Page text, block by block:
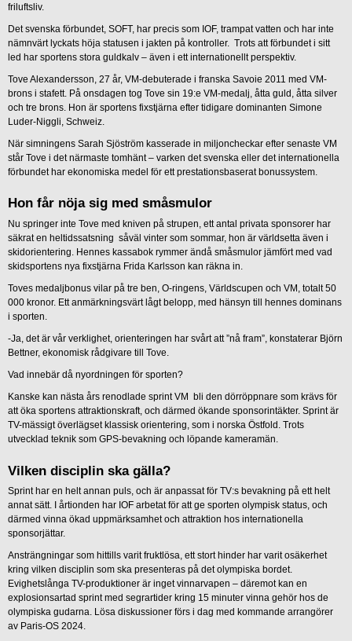
friluftsliv.
Det svenska förbundet, SOFT, har precis som IOF, trampat vatten och har inte
nämnvärt lyckats höja statusen i jakten på kontroller. Trots att förbundet i sitt
led har sportens stora guldkalv – även i ett internationellt perspektiv.
Tove Alexandersson, 27 år, VM-debuterade i franska Savoie 2011 med VM-
brons i stafett. På onsdagen tog Tove sin 19:e VM-medalj, åtta guld, åtta silver
och tre brons. Hon är sportens fixstjärna efter tidigare dominanten Simone
Luder-Niggli, Schweiz.
När simningens Sarah Sjöström kasserade in miljoncheckar efter senaste VM
står Tove i det närmaste tomhänt – varken det svenska eller det internationella
förbundet har ekonomiska medel för ett prestationsbaserat bonussystem.
Hon får nöja sig med småsmulor
Nu springer inte Tove med kniven på strupen, ett antal privata sponsorer har
säkrat en heltidssatsning såväl vinter som sommar, hon är världsetta även i
skidorientering. Hennes kassabok rymmer ändå småsmulor jämfört med vad
skidsportens nya fixstjärna Frida Karlsson kan räkna in.
Toves medaljbonus vilar på tre ben, O-ringens, Världscupen och VM, totalt 50
000 kronor. Ett anmärkningsvärt lågt belopp, med hänsyn till hennes dominans
i sporten.
-Ja, det är vår verklighet, orienteringen har svårt att ”nå fram”, konstaterar Björn
Bettner, ekonomisk rådgivare till Tove.
Vad innebär då nyordningen för sporten?
Kanske kan nästa års renodlade sprint VM bli den dörröppnare som krävs för
att öka sportens attraktionskraft, och därmed ökande sponsorintäkter. Sprint är
TV-mässigt överlägset klassisk orientering, som i norska Östfold. Trots
utvecklad teknik som GPS-bevakning och löpande kameramän.
Vilken disciplin ska gälla?
Sprint har en helt annan puls, och är anpassat för TV:s bevakning på ett helt
annat sätt. I årtionden har IOF arbetat för att ge sporten olympisk status, och
därmed vinna ökad uppmärksamhet och attraktion hos internationella
sponsorjättar.
Ansträngningar som hittills varit fruktlösa, ett stort hinder har varit osäkerhet
kring vilken disciplin som ska presenteras på det olympiska bordet.
Evighetslånga TV-produktioner är inget vinnarvapen – däremot kan en
explosionsartad sprint med segrartider kring 15 minuter vinna gehör hos de
olympiska gudarna. Lösa diskussioner förs i dag med kommande arrangörer
av Paris-OS 2024.